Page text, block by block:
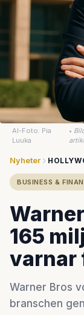
AI-Foto: Pia
Luuka
•
Nyheter
BUSINESS &
165
varnar
Warner Bros
branschen